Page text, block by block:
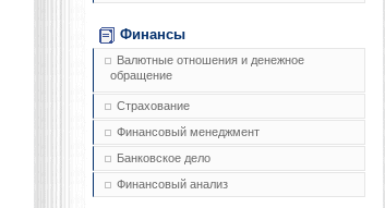
Финансы
Валютные отношения и денежное
обращение
Страхование
Финансовый менеджмент
Банковское дело
Финансовый анализ